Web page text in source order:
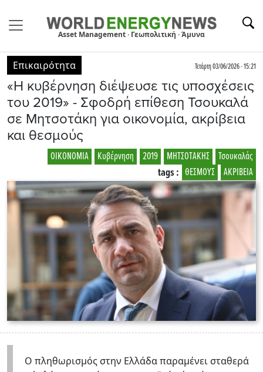
Asset Management · Γεωπολιτική · Άμυνα
Επικαιρότητα Τετάρτη 03/06/2026 - 15:21
«Η κυβέρνηση διέψευσε τις υποσχέσεις
του 2019» - Σφοδρή επίθεση Τσουκαλά
σε Μητσοτάκη για οικονομία, ακρίβεια
και θεσμούς
Τσουκαλάς
ΜΗΤΣΟΤΑΚΗΣ
2019
Κυβέρνηση
ΟΙΚΟΝΟΜΙΑ
ΑΚΡΙΒΕΙΑ
ΘΕΣΜΟΥΣ
tags :
Ο πληθωρισμός στην Ελλάδα παραμένει σταθερά